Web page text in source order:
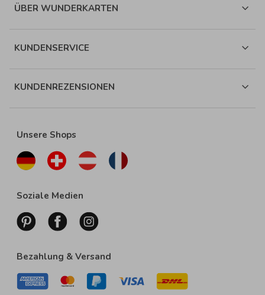
ÜBER WUNDERKARTEN
KUNDENSERVICE
KUNDENREZENSIONEN
Unsere Shops
Soziale Medien
Bezahlung & Versand